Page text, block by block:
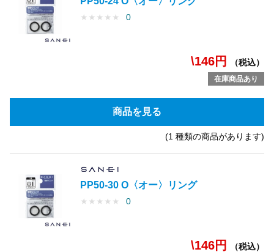
★ ★ ★ ★ ★ 0
\146円 （税込）
在庫商品あり
商品を見る
(1 種類の商品があります)
PP50-30 O〈オー〉リング
★ ★ ★ ★ ★ 0
\146円 （税込）